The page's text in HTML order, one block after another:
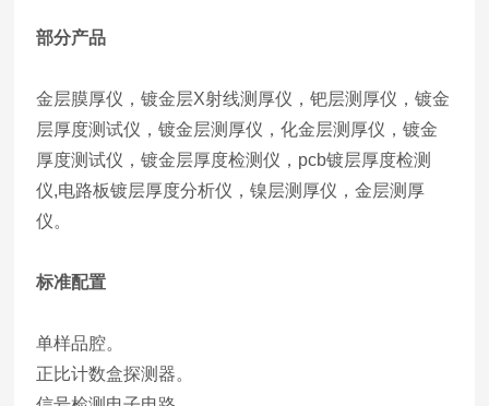
部分产品
金层膜厚仪，镀金层X射线测厚仪，钯层测厚仪，镀金
层厚度测试仪，镀金层测厚仪，化金层测厚仪，镀金
厚度测试仪，镀金层厚度检测仪，pcb镀层厚度检测
仪,电路板镀层厚度分析仪，镍层测厚仪，金层测厚
仪。
标准配置
单样品腔。
正比计数盒探测器。